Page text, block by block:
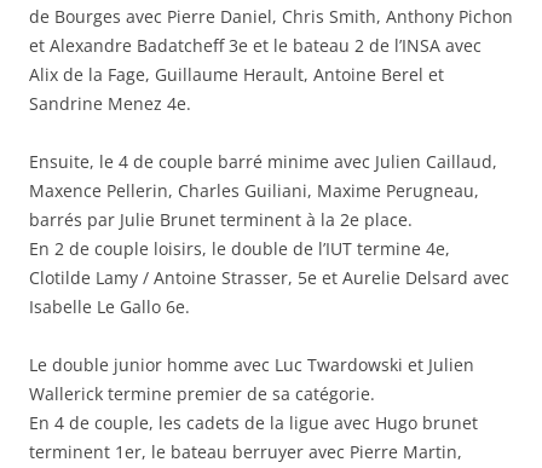
de Bourges avec Pierre Daniel, Chris Smith, Anthony Pichon
et Alexandre Badatcheff 3e et le bateau 2 de l’INSA avec
Alix de la Fage, Guillaume Herault, Antoine Berel et
Sandrine Menez 4e.
Ensuite, le 4 de couple barré minime avec Julien Caillaud,
Maxence Pellerin, Charles Guiliani, Maxime Perugneau,
barrés par Julie Brunet terminent à la 2e place.
En 2 de couple loisirs, le double de l’IUT termine 4e,
Clotilde Lamy / Antoine Strasser, 5e et Aurelie Delsard avec
Isabelle Le Gallo 6e.
Le double junior homme avec Luc Twardowski et Julien
Wallerick termine premier de sa catégorie.
En 4 de couple, les cadets de la ligue avec Hugo brunet
terminent 1er, le bateau berruyer avec Pierre Martin,